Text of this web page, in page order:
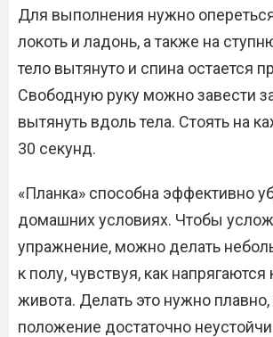
Для выполнения нужно
локоть и ладонь, а также на
тело вытянуто и спина остается
Свободную руку можно завести
вытянуть вдоль тела. Стоять на
30 секунд.
«Планка» способна эффективно
домашних условиях. Чтобы
упражнение, можно делать
к полу, чувствуя, как
живота. Делать это нужно
положение достаточно